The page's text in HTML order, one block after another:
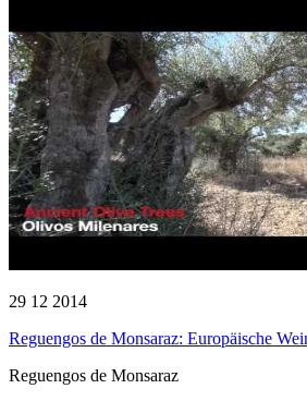
29 12 2014
Reguengos de Monsaraz: Europäische
Reguengos de Monsaraz